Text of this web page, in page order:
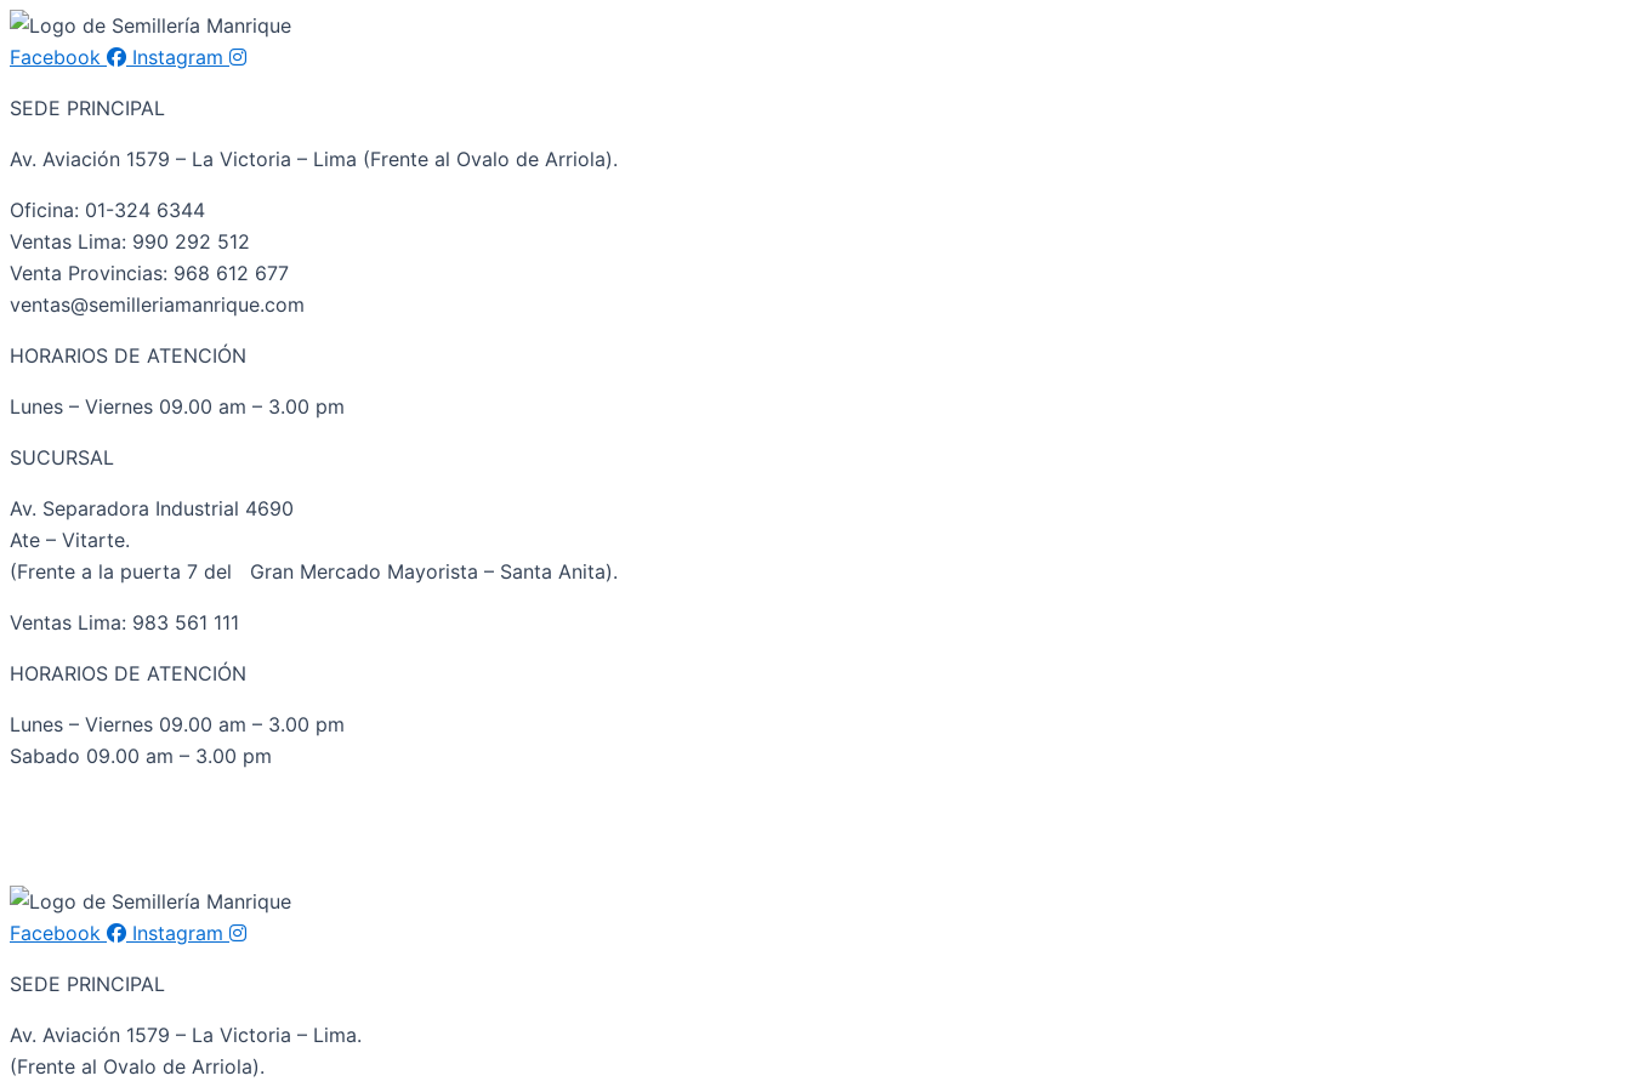
Facebook Instagram
SEDE PRINCIPAL
Av. Aviación 1579 – La Victoria – Lima (Frente al Ovalo de Arriola).
Oficina: 01-324 6344
Ventas Lima: 990 292 512
Venta Provincias: 968 612 677
ventas@semilleriamanrique.com
HORARIOS DE ATENCIÓN
Lunes – Viernes 09.00 am – 3.00 pm
SUCURSAL
Av. Separadora Industrial 4690
Ate – Vitarte.
(Frente a la puerta 7 del Gran Mercado Mayorista – Santa Anita).
Ventas Lima: 983 561 111
HORARIOS DE ATENCIÓN
Lunes – Viernes 09.00 am – 3.00 pm
Sabado 09.00 am – 3.00 pm
Facebook Instagram
SEDE PRINCIPAL
Av. Aviación 1579 – La Victoria – Lima.
(Frente al Ovalo de Arriola).